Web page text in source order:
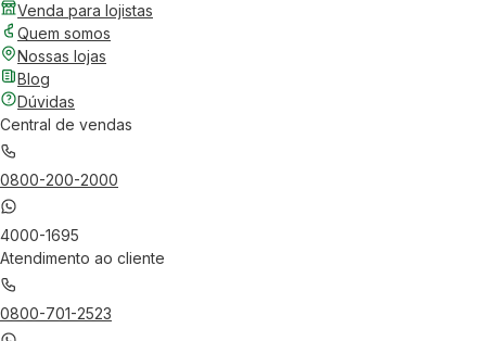
Venda para lojistas
Quem somos
Nossas lojas
Blog
Dúvidas
Central de vendas
0800-200-2000
4000-1695
Atendimento ao cliente
0800-701-2523